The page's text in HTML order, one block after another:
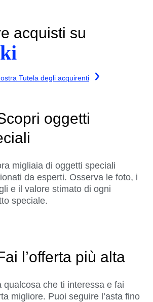
acquisti su
Tutela degli acquirenti
oggetti
migliaia di oggetti speciali
da esperti. Osserva le foto, i
e il valore stimato di ogni
speciale.
l’offerta più alta
qualcosa che ti interessa e fai
migliore. Puoi seguire l’asta fino